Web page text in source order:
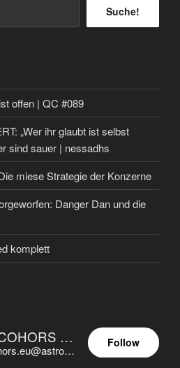
Suche!
offen | QC #089
„Wer ihr glaubt ist selbst
sind sauer | nessadhs
miese Strategie der Konzerne
Danger Dan und die
komplett
ASTROCOHORS EUNOIA ULTIMA
@astrocohors.eu@astrocohors.eu
Follow